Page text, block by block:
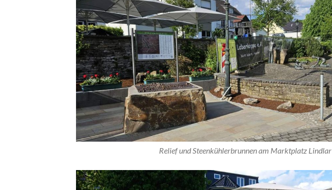
Relief und Steenkühlerbrunnen am Marktplatz Lindlar